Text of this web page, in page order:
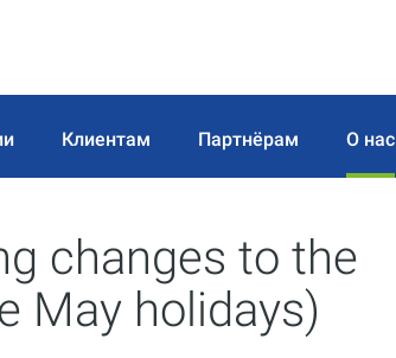
Клиентам Партнёрам О нас
changes to the
May holidays)